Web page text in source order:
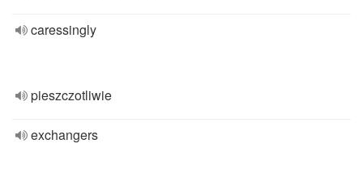
caressingly
pieszczotliwie
exchangers